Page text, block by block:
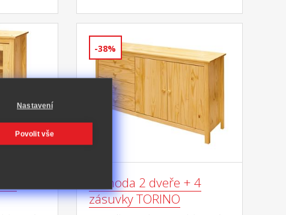
-38%
Komoda 2 dveře + 4
zásuvky TORINO
Nastavení
Povolit vše